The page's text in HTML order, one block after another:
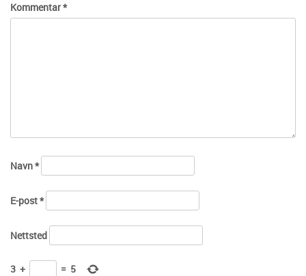
Kommentar*
Navn*
E-post*
Nettsted
3 + = 5